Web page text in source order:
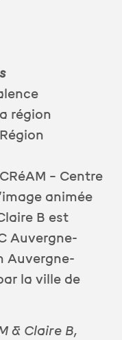
région
– Centre
animée
B est
Auvergne-
Auvergne-
la ville de
& Claire B,